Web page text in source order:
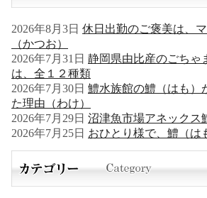
2026年8月3日 休日出勤のご褒美は、
（かつお）
2026年7月31日 静岡県由比産のごちゃ
は、全１２種類
2026年7月30日 鱧水族館の鱧（はも）
た理由（わけ）
2026年7月29日 沼津魚市場アネックス
2026年7月25日 おひとり様で、鱧（は